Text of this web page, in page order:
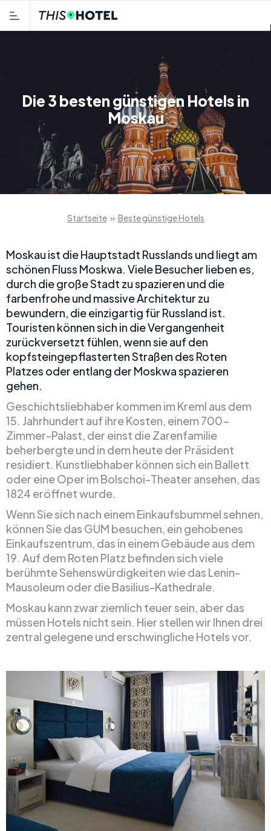
Die 3 besten günstigen Hotels in
Moskau
Startseite » Beste günstige Hotels
Moskau ist die Hauptstadt Russlands und liegt am
schönen Fluss Moskwa. Viele Besucher lieben es,
durch die große Stadt zu spazieren und die
farbenfrohe und massive Architektur zu
bewundern, die einzigartig für Russland ist.
Touristen können sich in die Vergangenheit
zurückversetzt fühlen, wenn sie auf den
kopfsteingepflasterten Straßen des Roten
Platzes oder entlang der Moskwa spazieren
gehen.
Geschichtsliebhaber kommen im Kreml aus dem
15. Jahrhundert auf ihre Kosten, einem 700-
Zimmer-Palast, der einst die Zarenfamilie
beherbergte und in dem heute der Präsident
residiert. Kunstliebhaber können sich ein Ballett
oder eine Oper im Bolschoi-Theater ansehen, das
1824 eröffnet wurde.
Wenn Sie sich nach einem Einkaufsbummel sehnen,
können Sie das GUM besuchen, ein gehobenes
Einkaufszentrum, das in einem Gebäude aus dem
19. Auf dem Roten Platz befinden sich viele
berühmte Sehenswürdigkeiten wie das Lenin-
Mausoleum oder die Basilius-Kathedrale.
Moskau kann zwar ziemlich teuer sein, aber das
müssen Hotels nicht sein. Hier stellen wir Ihnen drei
zentral gelegene und erschwingliche Hotels vor.